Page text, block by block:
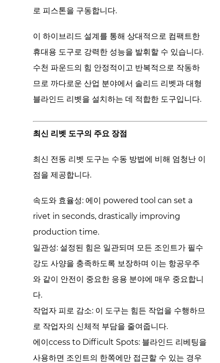
로 피스톤을 구동합니다.
이 하이브리드 설계를 통해 상대적으로 컴팩트한
휴대용 도구로 강력한 성능을 발휘할 수 있습니다.
수천 파운드의 힘 안정적이고 반복적으로 작동하
므로 까다로운 산업 분야에서 솔리드 리벳과 대형
블라인드 리벳을 설치하는 데 적합한 도구입니다.
최신 리벳 도구의 주요 장점
최신 전동 리벳 도구는 수동 방법에 비해 엄청난 이
점을 제공합니다.
속도와 효율성: 에이 powered tool can set a
rivet in seconds, drastically improving
production time.
일관성: 설정된 힘은 일관되며 모든 조인트가 필수
강도 사양을 충족하도록 보장하며 이는 항공우주
와 같이 안전이 중요한 응용 분야에 매우 중요합니
다.
작업자 피로 감소: 이 도구는 힘든 작업을 수행하므
로 작업자의 신체적 부담을 줄여줍니다.
에이ccess to Difficult Spots: 블라인드 리베팅을
사용하면 조인트의 한쪽에만 접근할 수 있는 경우